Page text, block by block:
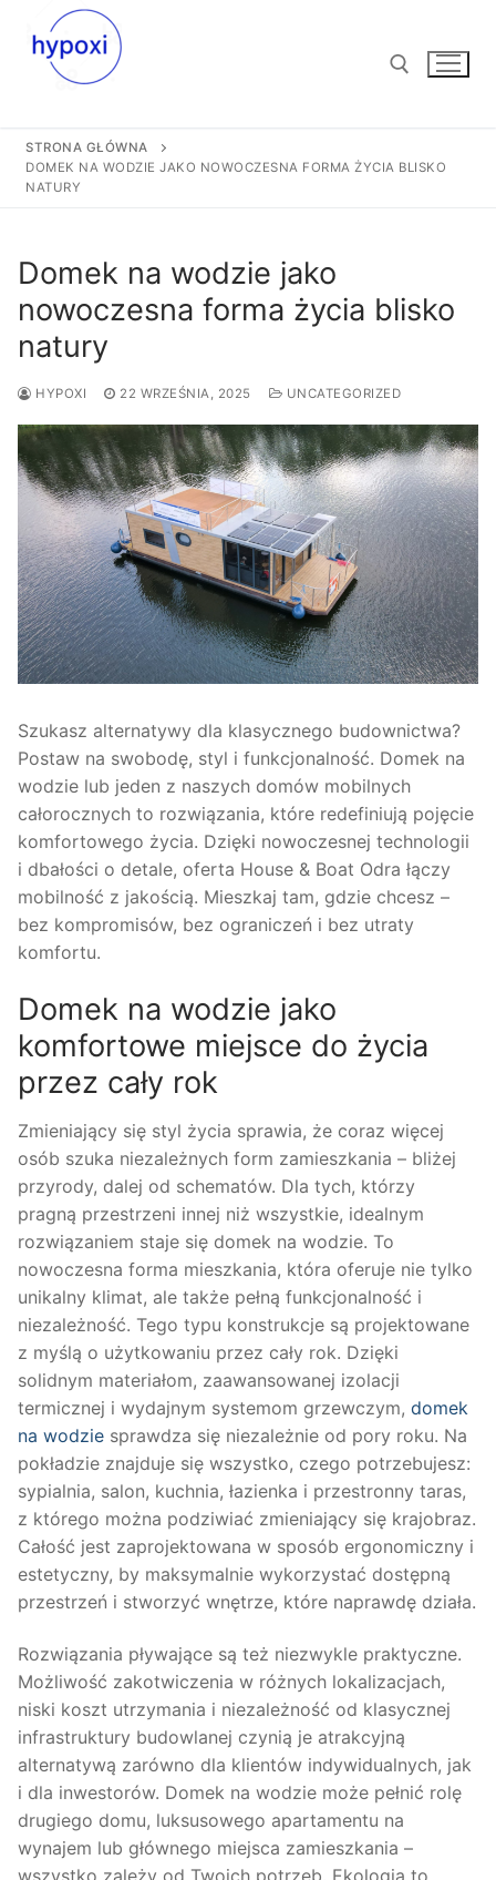
Przejdź
STRONA GŁÓWNA
DOMEK NA WODZIE JAKO NOWOCZESNA FORMA ŻYCIA BLISKO
NATURY
Domek na wodzie jako
nowoczesna forma życia blisko
natury
HYPOXI 22 WRZEŚNIA, 2025 UNCATEGORIZED
Szukasz alternatywy dla klasycznego budownictwa?
Postaw na swobodę, styl i funkcjonalność. Domek na
wodzie lub jeden z naszych domów mobilnych
całorocznych to rozwiązania, które redefiniują pojęcie
komfortowego życia. Dzięki nowoczesnej technologii
i dbałości o detale, oferta House & Boat Odra łączy
mobilność z jakością. Mieszkaj tam, gdzie chcesz –
bez kompromisów, bez ograniczeń i bez utraty
komfortu.
Domek na wodzie jako
komfortowe miejsce do życia
przez cały rok
Zmieniający się styl życia sprawia, że coraz więcej
osób szuka niezależnych form zamieszkania – bliżej
przyrody, dalej od schematów. Dla tych, którzy
pragną przestrzeni innej niż wszystkie, idealnym
rozwiązaniem staje się domek na wodzie. To
nowoczesna forma mieszkania, która oferuje nie tylko
unikalny klimat, ale także pełną funkcjonalność i
niezależność. Tego typu konstrukcje są projektowane
z myślą o użytkowaniu przez cały rok. Dzięki
solidnym materiałom, zaawansowanej izolacji
termicznej i wydajnym systemom grzewczym, domek
na wodzie sprawdza się niezależnie od pory roku. Na
pokładzie znajduje się wszystko, czego potrzebujesz:
sypialnia, salon, kuchnia, łazienka i przestronny taras,
z którego można podziwiać zmieniający się krajobraz.
Całość jest zaprojektowana w sposób ergonomiczny i
estetyczny, by maksymalnie wykorzystać dostępną
przestrzeń i stworzyć wnętrze, które naprawdę działa.
Rozwiązania pływające są też niezwykle praktyczne.
Możliwość zakotwiczenia w różnych lokalizacjach,
niski koszt utrzymania i niezależność od klasycznej
infrastruktury budowlanej czynią je atrakcyjną
alternatywą zarówno dla klientów indywidualnych, jak
i dla inwestorów. Domek na wodzie może pełnić rolę
drugiego domu, luksusowego apartamentu na
wynajem lub głównego miejsca zamieszkania –